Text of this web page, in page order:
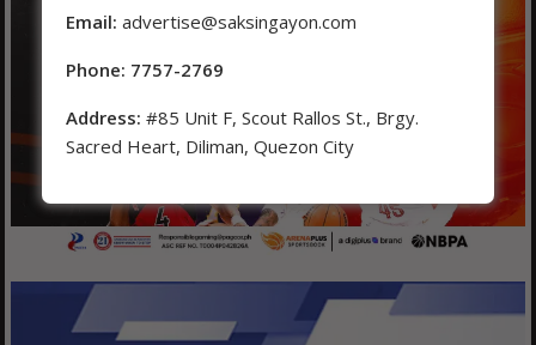
Email: advertise@saksingayon.com
Phone: 7757-2769
Address: #85 Unit F, Scout Rallos St., Brgy.
Sacred Heart, Diliman, Quezon City